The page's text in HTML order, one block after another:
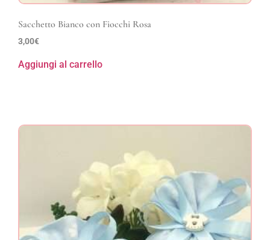
Sacchetto Bianco con Fiocchi Rosa
3,00€
Aggiungi al carrello